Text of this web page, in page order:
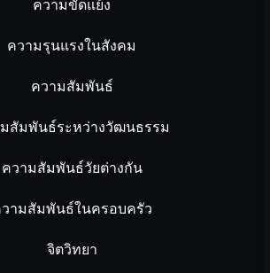
ความขัดแย้ง
ความรุนแรงในสังคม
ความสัมพันธ์
สัมพันธ์ระหว่างวัฒนธรรม
ความสัมพันธ์วัยต่างกัน
ามสัมพันธ์ในครอบครัว
จิตวิทยา